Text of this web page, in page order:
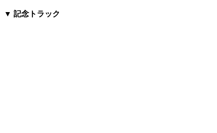
▼ 記念トラック